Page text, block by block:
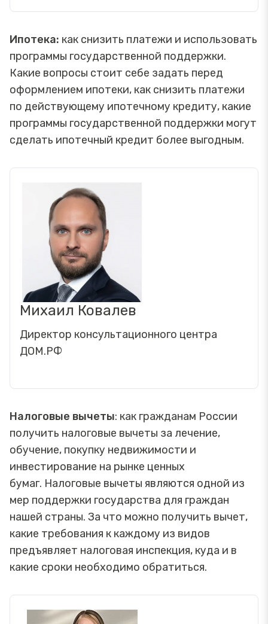
Ипотека: как снизить платежи и использовать
программы государственной поддержки.
Какие вопросы стоит себе задать перед
оформлением ипотеки, как снизить платежи
по действующему ипотечному кредиту, какие
программы государственной поддержки могут
сделать ипотечный кредит более выгодным.
Михаил Ковалев
Директор консультационного центра
ДОМ.РФ
Налоговые вычеты: как гражданам России
получить налоговые вычеты за лечение,
обучение, покупку недвижимости и
инвестирование на рынке ценных
бумаг. Налоговые вычеты являются одной из
мер поддержки государства для граждан
нашей страны. За что можно получить вычет,
какие требования к каждому из видов
предъявляет налоговая инспекция, куда и в
какие сроки необходимо обратиться.